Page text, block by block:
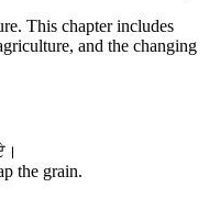
This chapter includes
and the changing
the grain.